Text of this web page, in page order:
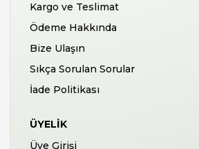
Kargo ve Teslimat
Ödeme Hakkında
Bize Ulaşın
Sıkça Sorulan Sorular
İade Politikası
ÜYELIK
Üye Girişi